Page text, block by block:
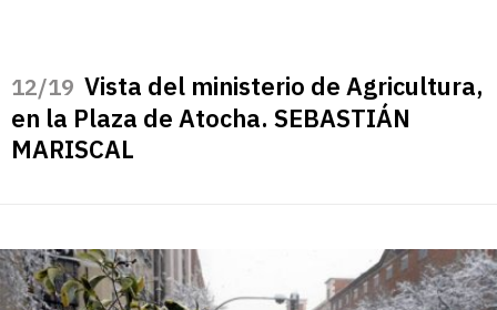
/19 Vista del ministerio de Agricultura,
en la Plaza de Atocha. SEBASTIÁN
MARISCAL